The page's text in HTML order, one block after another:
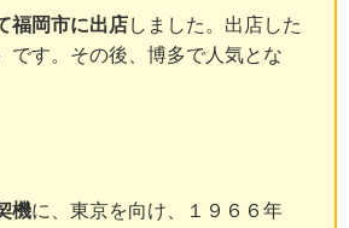
福岡市に出店しました。出店した
です。その後、博多で人気とな
機に、東京を向け、１９６６年